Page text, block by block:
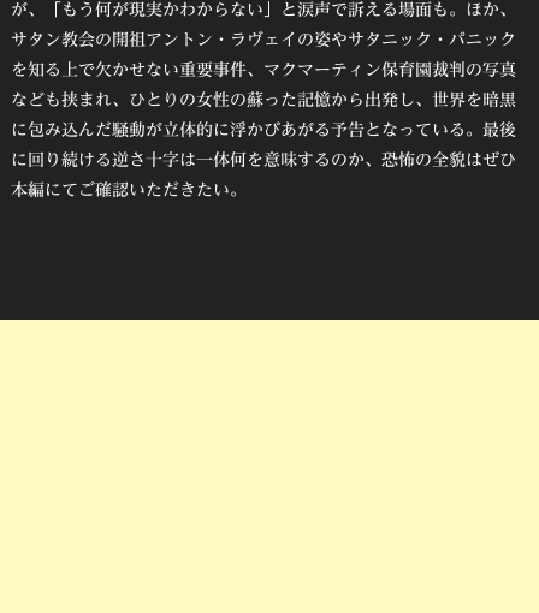
が、「もう何が現実かわからない」と涙声で訴える場面も。ほか、
サタン教会の開祖アントン・ラヴェイの姿やサタニック・パニック
を知る上で欠かせない重要事件、マクマーティン保育園裁判の写真
なども挟まれ、ひとりの女性の蘇った記憶から出発し、世界を暗黒
に包み込んだ騒動が立体的に浮かびあがる予告となっている。最後
に回り続ける逆さ十字は一体何を意味するのか、恐怖の全貌はぜひ
本編にてご確認いただきたい。